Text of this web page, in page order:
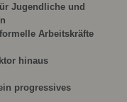
Jugendliche und
Arbeitskräfte
hinaus
progressives